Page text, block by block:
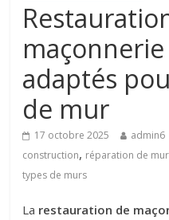
adaptés
de mur
17 octobre 2025 admin6
construction, réparation de
types de murs
La restauration de